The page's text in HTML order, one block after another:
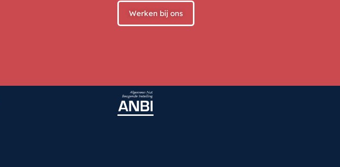
Werken bij ons